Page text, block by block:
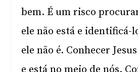
bem. É um risco
ele não está e identificá-
ele não é. Conhecer